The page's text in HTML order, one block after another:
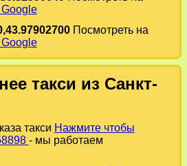
Google
Посмотреть на
Google
такси из Санкт-
такси Нажмите чтобы
- мы работаем